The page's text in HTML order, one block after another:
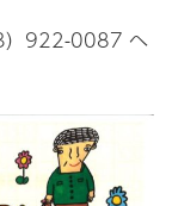
）922-0087 へ